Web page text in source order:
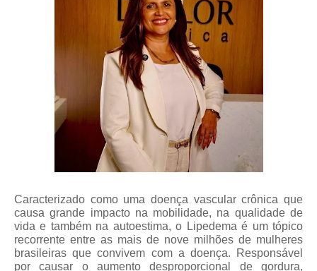
Caracterizado como uma doença vascular crônica que
causa grande impacto na mobilidade, na qualidade de
vida e também na autoestima, o Lipedema é um tópico
recorrente entre as mais de nove milhões de mulheres
brasileiras que convivem com a doença. Responsável
por causar o aumento desproporcional de gordura,